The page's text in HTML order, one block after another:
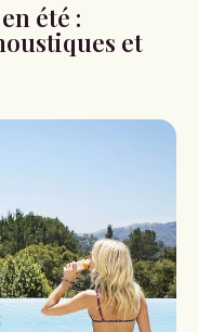
été :
et